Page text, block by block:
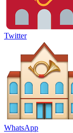
Twitter
WhatsApp